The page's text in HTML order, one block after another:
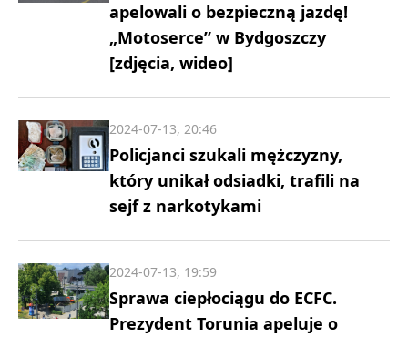
apelowali o bezpieczną jazdę!
„Motoserce” w Bydgoszczy
[zdjęcia, wideo]
Policjanci szukali mężczyzny,
który unikał odsiadki, trafili na
sejf z narkotykami
2024-07-13, 20:46
Sprawa ciepłociągu do ECFC.
Prezydent Torunia apeluje o
2024-07-13, 19:59